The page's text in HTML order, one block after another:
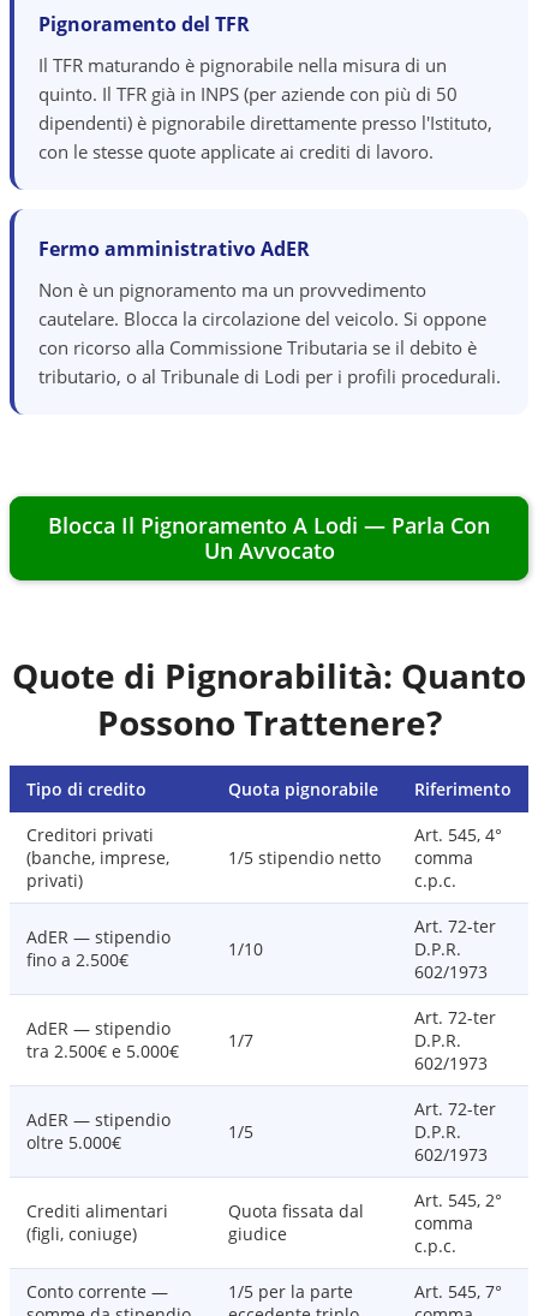
Pignoramento del TFR
Il TFR maturando è pignorabile nella misura di un
quinto. Il TFR già in INPS (per aziende con più di 50
dipendenti) è pignorabile direttamente presso l'Istituto,
con le stesse quote applicate ai crediti di lavoro.
Fermo amministrativo AdER
Non è un pignoramento ma un provvedimento
cautelare. Blocca la circolazione del veicolo. Si oppone
con ricorso alla Commissione Tributaria se il debito è
tributario, o al Tribunale di Lodi per i profili procedurali.
Blocca Il Pignoramento A Lodi — Parla Con
Un Avvocato
Quote di Pignorabilità: Quanto
Possono Trattenere?
Tipo di credito Quota pignorabile
Riferimento
Creditori privati
(banche, imprese,
privati)
1/5 stipendio netto
Art. 545, 4°
comma
c.p.c.
AdER — stipendio
fino a 2.500€
1/10
Art. 72-ter
D.P.R.
602/1973
AdER — stipendio
tra 2.500€ e 5.000€
1/7
Art. 72-ter
D.P.R.
602/1973
AdER — stipendio
oltre 5.000€
1/5
Art. 72-ter
D.P.R.
602/1973
Crediti alimentari
(figli, coniuge)
Quota fissata dal
giudice
Art. 545, 2°
comma
c.p.c.
Conto corrente —
1/5 per la parte
Art. 545, 7°